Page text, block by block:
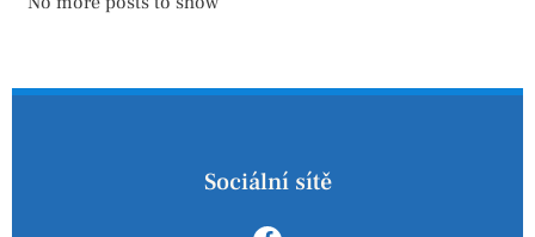
Sociální sítě